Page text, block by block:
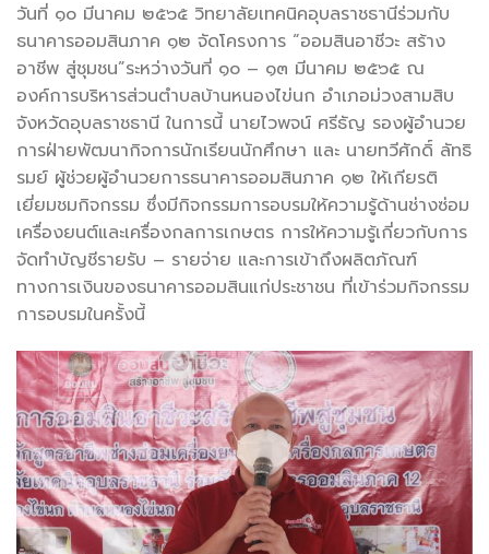
วันที่ ๑๐ มีนาคม ๒๕๖๕ วิทยาลัยเทคนิคอุบลราชธานีร่วมกับ
ธนาคารออมสินภาค ๑๒ จัดโครงการ “ออมสินอาชีวะ สร้าง
อาชีพ สู่ชุมชน”ระหว่างวันที่ ๑๐ – ๑๓ มีนาคม ๒๕๖๕ ณ
องค์การบริหารส่วนตำบลบ้านหนองไข่นก อำเภอม่วงสามสิบ
จังหวัดอุบลราชธานี ในการนี้ นายไวพจน์ ศรีธัญ รองผู้อำนวย
การฝ่ายพัฒนากิจการนักเรียนนักศึกษา และ นายทวีศักดิ์ ลัทธิ
รมย์ ผู้ช่วยผู้อำนวยการธนาคารออมสินภาค ๑๒ ให้เกียรติ
เยี่ยมชมกิจกรรม ซึ่งมีกิจกรรมการอบรมให้ความรู้ด้านช่างซ่อม
เครื่องยนต์และเครื่องกลการเกษตร การให้ความรู้เกี่ยวกับการ
จัดทำบัญชีรายรับ – รายจ่าย และการเข้าถึงผลิตภัณฑ์
ทางการเงินของธนาคารออมสินแก่ประชาชน ที่เข้าร่วมกิจกรรม
การอบรมในครั้งนี้